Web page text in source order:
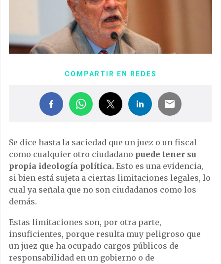
COMPARTIR EN REDES
Se dice hasta la saciedad que un juez o un fiscal
como cualquier otro ciudadano puede tener su
propia ideología política. Esto es una evidencia,
si bien está sujeta a ciertas limitaciones legales, lo
cual ya señala que no son ciudadanos como los
demás.
Estas limitaciones son, por otra parte,
insuficientes, porque resulta muy peligroso que
un juez que ha ocupado cargos públicos de
responsabilidad en un gobierno o de